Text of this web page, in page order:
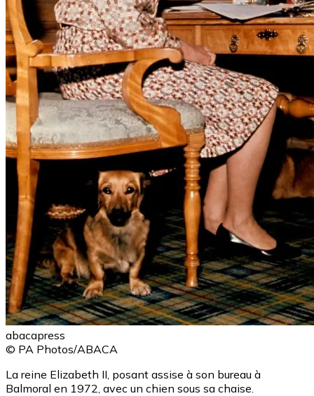
abacapress
© PA Photos/ABACA
La reine Elizabeth II, posant assise à son bureau à
Balmoral en 1972, avec un chien sous sa chaise.